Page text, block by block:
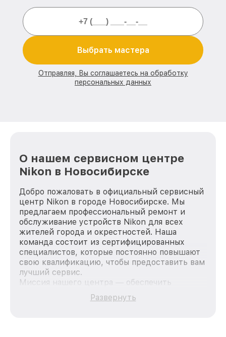
Выбрать мастера
Отправляя, Вы соглашаетесь на обработку
персональных данных
О нашем сервисном центре
Nikon в Новосибирске
Добро пожаловать в официальный сервисный
центр Nikon в городе Новосибирске. Мы
предлагаем профессиональный ремонт и
обслуживание устройств Nikon для всех
жителей города и окрестностей. Наша
команда состоит из сертифицированных
специалистов, которые постоянно повышают
свою квалификацию, чтобы предоставить вам
лучший сервис.
Миссия нашего центра — обеспечить
качественный и доступный ремонт для
каждого пользователя продукции Nikon, вне
Развернуть